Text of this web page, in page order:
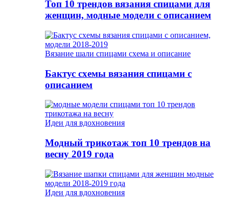
Топ 10 трендов вязания спицами для
женщин, модные модели с описанием
Вязание шали спицами схема и описание
Бактус схемы вязания спицами с
описанием
Идеи для вдохновения
Модный трикотаж топ 10 трендов на
весну 2019 года
Идеи для вдохновения